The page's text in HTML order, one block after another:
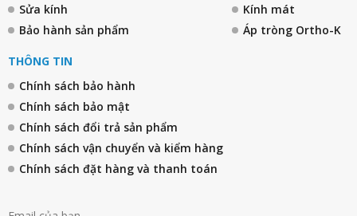
Sửa kính
Bảo hành sản phẩm
Kính mát
Áp tròng Ortho-K
THÔNG TIN
Chính sách bảo hành
Chính sách bảo mật
Chính sách đổi trả sản phẩm
Chính sách vận chuyển và kiểm hàng
Chính sách đặt hàng và thanh toán